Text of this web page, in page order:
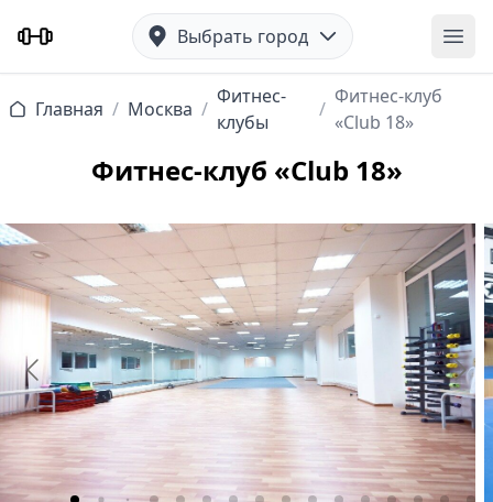
Выбрать город
Главная / Москва /
Фитнес-
клубы
/
Фитнес-клуб
«Club 18»
Фитнес-клуб «Club 18»